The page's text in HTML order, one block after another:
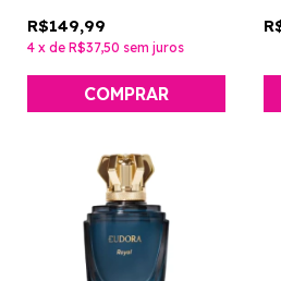
R$149,99
4 x de R$37,50 sem juros